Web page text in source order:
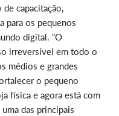
capacitação,
para os pequenos
digital. “O
irreversível em todo o
médios e grandes
o pequeno
física e agora está com
das principais